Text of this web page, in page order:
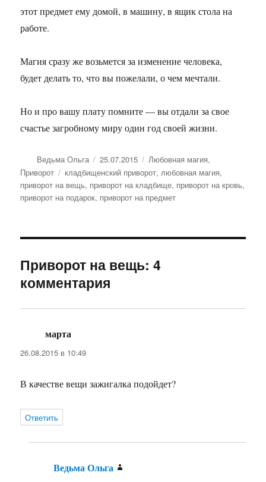
этот предмет ему домой, в машину, в ящик стола на
работе.
Магия сразу же возьмется за изменение человека,
будет делать то, что вы пожелали, о чем мечтали.
Но и про вашу плату помните — вы отдали за свое
счастье загробному миру один год своей жизни.
Автор
Ведьма Ольга Опубликовано
25.07.2015 Рубрики
Любовная магия,
Приворот
Метки
кладбищенский приворот,любовная магия,
приворот на вещь, приворот на кладбище, приворот на кровь,
приворот на подарок, приворот на предмет
Приворот на вещь: 4
комментария
марта
26.08.2015 в 10:49
В качестве вещи зажигалка подойдет?
Ответить
Ведьма Ольга